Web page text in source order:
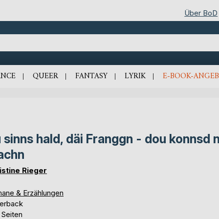
Über BoD
QUEER FANTASY LYRIK E-BOOK-
sinns hald, däi Franggn - dou konnsd
Rieger
& Erzählungen